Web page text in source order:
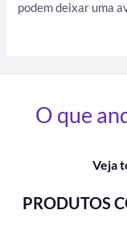
podem deixar uma
O que
Veja
PRODUTOS